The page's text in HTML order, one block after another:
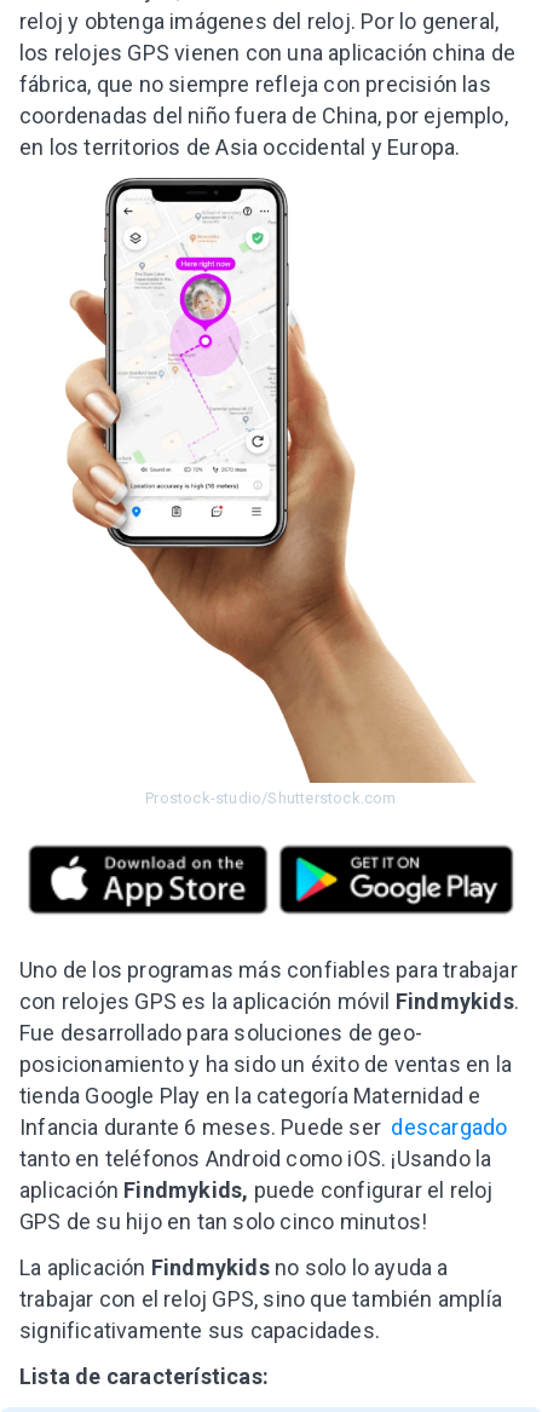
reloj y obtenga imágenes del reloj. Por lo general,
los relojes GPS vienen con una aplicación china de
fábrica, que no siempre refleja con precisión las
coordenadas del niño fuera de China, por ejemplo,
en los territorios de Asia occidental y Europa.
Prostock-studio/Shutterstock.com
Uno de los programas más confiables para trabajar
con relojes GPS es la aplicación móvil Findmykids.
Fue desarrollado para soluciones de geo-
posicionamiento y ha sido un éxito de ventas en la
tienda Google Play en la categoría Maternidad e
Infancia durante 6 meses. Puede ser descargado
tanto en teléfonos Android como iOS. ¡Usando la
aplicación Findmykids, puede configurar el reloj
GPS de su hijo en tan solo cinco minutos!
La aplicación Findmykidsno solo lo ayuda a
trabajar con el reloj GPS, sino que también amplía
significativamente sus capacidades.
Lista de características: